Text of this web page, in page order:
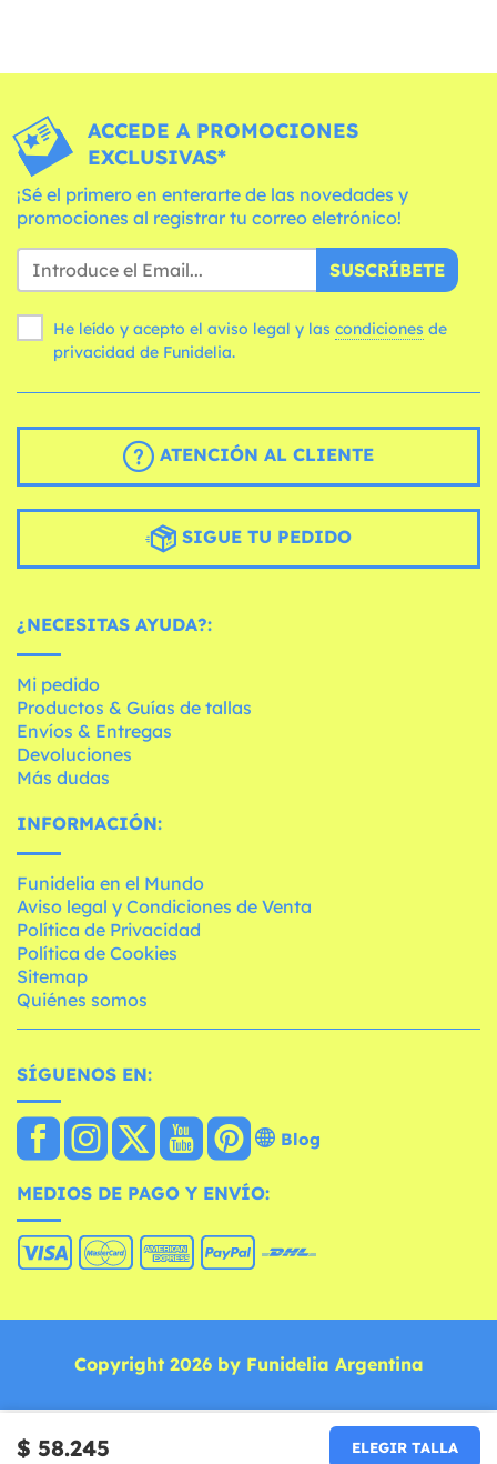
$ 58.245 ELEGIR TALLA
ACCEDE A PROMOCIONES
EXCLUSIVAS*
¡Sé el primero en enterarte de las novedades y
promociones al registrar tu correo eletrónico!
SUSCRÍBETE
He leído y acepto el aviso legal y las condiciones
privacidad de Funidelia.
ATENCIÓN AL CLIENTE
SIGUE TU PEDIDO
¿NECESITAS AYUDA?:
Mi pedido
Productos & Guías de tallas
Envíos & Entregas
Devoluciones
Más dudas
INFORMACIÓN:
Funidelia en el Mundo
Aviso legal y Condiciones de Venta
Política de Privacidad
Política de Cookies
Sitemap
Quiénes somos
SÍGUENOS EN:
Blog
MEDIOS DE PAGO Y ENVÍO:
Copyright 2026 by Funidelia Argentina